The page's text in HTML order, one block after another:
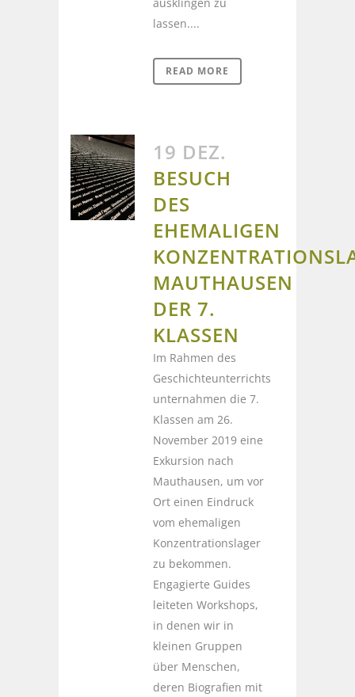
lassen....
READ MORE
19 DEZ.
BESUCH
DES
EHEMALIGEN
MAUTHAUSEN
DER 7.
KLASSEN
Im Rahmen des
Geschichteunterrichts
unternahmen die 7.
Klassen am 26.
November 2019 eine
Exkursion nach
Mauthausen, um vor
Ort einen Eindruck
vom ehemaligen
Konzentrationslager
zu bekommen.
Engagierte Guides
leiteten Workshops,
in denen wir in
kleinen Gruppen
über Menschen,
deren Biografien mit